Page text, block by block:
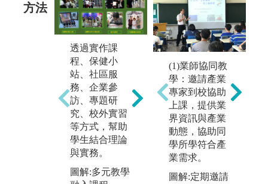
方法
透過實作課
程、保健小
站、社區服
務、企業參
訪、專題研
究、校外實習
等方式，幫助
學生結合理論
與實務。
圖解:多元教學
教導學生學習
化粧品學、芳
香學、中醫美
容學、美容護
膚彩粧與技
術、機能性化
粧品、醫學美
容、化粧品調
製、化粧品分
識，幫助學生
(1)業師協同教
學：邀請產業
專家到校協助
上課，提供業
界資訊與產業
動態，協助同
學所學符合產
業需求。
圖解:定期邀請